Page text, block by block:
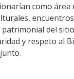
como
del
y respeto al